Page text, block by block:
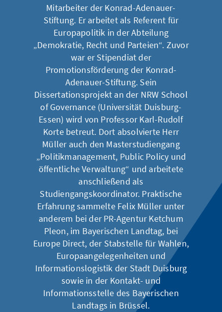
Mitarbeiter der Konrad-Adenauer-
Stiftung. Er arbeitet als Referent für
Europapolitik in der Abteilung
„Demokratie, Recht und Parteien“. Zuvor
war er Stipendiat der
Promotionsförderung der Konrad-
Adenauer-Stiftung. Sein
Dissertationsprojekt an der NRW School
of Governance (Universität Duisburg-
Essen) wird von Professor Karl-Rudolf
Korte betreut. Dort absolvierte Herr
Müller auch den Masterstudiengang
„Politikmanagement, Public Policy und
öffentliche Verwaltung“ und arbeitete
anschließend als
Studiengangskoordinator. Praktische
Erfahrung sammelte Felix Müller unter
anderem bei der PR-Agentur Ketchum
Pleon, im Bayerischen Landtag, bei
Europe Direct, der Stabstelle für Wahlen,
Europaangelegenheiten und
Informationslogistik der Stadt Duisburg
sowie in der Kontakt- und
Informationsstelle des Bayerischen
Landtags in Brüssel.